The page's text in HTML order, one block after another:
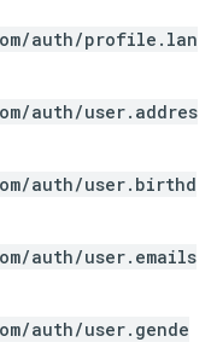
auth/profile.lan
auth/user.addres
auth/user.birthd
auth/user.emails
auth/user.gende